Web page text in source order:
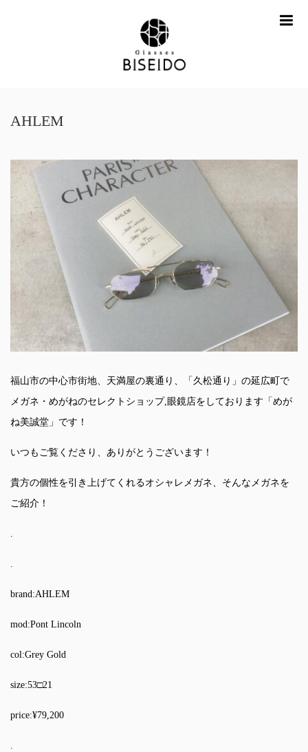
AHLEM
福山市の中心市街地、天満屋の裏通り、「久松通り」の延広町で
メガネ・めがねのセレクトショップ,眼鏡店をしております「めが
ね美誠堂」です！
いつもご覧くださり、ありがとうございます！
貴方の個性を引き上げてくれるオシャレメガネ、そんなメガネを
ご紹介！
.
.
brand:AHLEM
mod:Pont Lincoln
col:Grey Gold
size:53□21
price:¥79,200
.